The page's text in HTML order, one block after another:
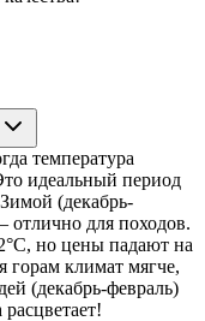
температура
идеальный период
(декабрь-
отлично для походов.
но цены падают на
горам климат мягче,
(декабрь-февраль)